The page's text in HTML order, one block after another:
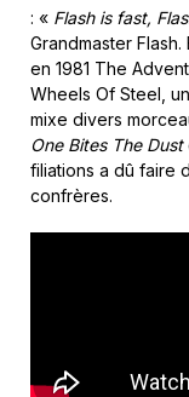
: « Flash is fast,
Grandmaster
en 1981 The
Wheels Of Steel,
mixe divers
One Bites The Dust
filiations a dû faire
confrères.